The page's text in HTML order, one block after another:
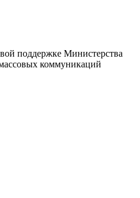
поддержке Министерства
коммуникаций